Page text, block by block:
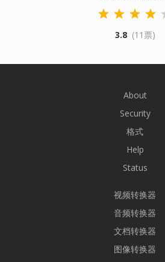
3.8 (11票)
About
Security
格式
Help
Status
视频转换器
音频转换器
文档转换器
图像转换器